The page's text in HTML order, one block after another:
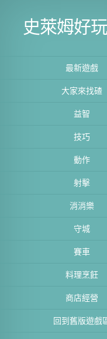
史萊姆好
最新遊戲
大家來找碴
益智
技巧
動作
射擊
消消樂
守城
賽車
料理烹飪
商店經營
回到舊版遊戲